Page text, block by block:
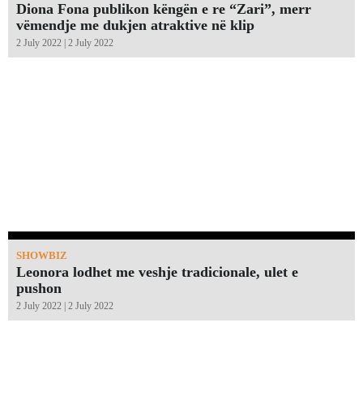
Diona Fona publikon këngën e re “Zari”, merr
vëmendje me dukjen atraktive në klip
2 July 2022 | 2 July 2022
SHOWBIZ
Leonora lodhet me veshje tradicionale, ulet e
pushon
2 July 2022 | 2 July 2022